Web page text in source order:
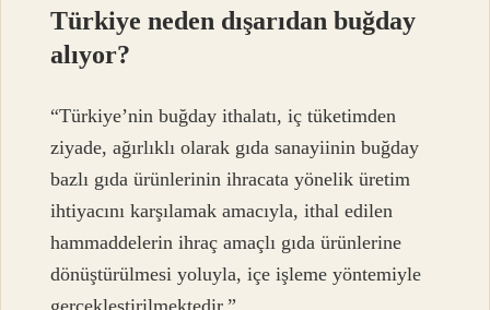
Türkiye neden dışarıdan buğday
alıyor?
“Türkiye’nin buğday ithalatı, iç tüketimden
ziyade, ağırlıklı olarak gıda sanayiinin buğday
bazlı gıda ürünlerinin ihracata yönelik üretim
ihtiyacını karşılamak amacıyla, ithal edilen
hammaddelerin ihraç amaçlı gıda ürünlerine
dönüştürülmesi yoluyla, içe işleme yöntemiyle